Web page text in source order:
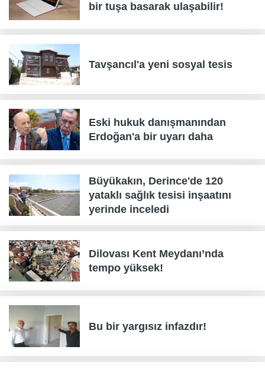
bir tuşa basarak ulaşabilir!
Tavşancıl'a yeni sosyal tesis
Eski hukuk danışmanından
Erdoğan'a bir uyarı daha
Büyükakın, Derince'de 120
yataklı sağlık tesisi inşaatını
yerinde inceledi
Dilovası Kent Meydanı’nda
tempo yüksek!
Bu bir yargısız infazdır!